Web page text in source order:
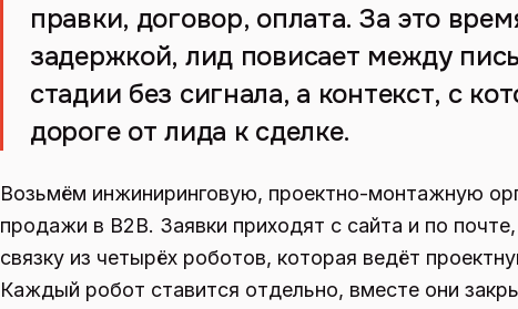
правки, договор, оплата. За это
задержкой, лид повисает между
стадии без сигнала, а контекст, с
дороге от лида к сделке.
Возьмём инжиниринговую, проектно-монтажную
продажи в B2B. Заявки приходят с сайта и по
связку из четырёх роботов, которая ведёт
Каждый робот ставится отдельно, вместе они